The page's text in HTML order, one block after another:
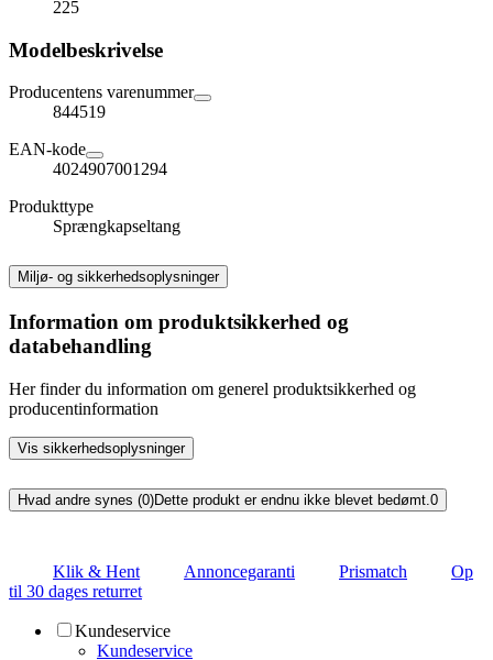
225
Modelbeskrivelse
Producentens varenummer
844519
EAN-kode
4024907001294
Produkttype
Sprængkapseltang
Miljø- og sikkerhedsoplysninger
Information om produktsikkerhed og
databehandling
Her finder du information om generel produktsikkerhed og
producentinformation
Vis sikkerhedsoplysninger
Hvad andre synes (0)Dette produkt er endnu ikke blevet bedømt. 0
Klik & Hent Annoncegaranti Prismatch
Op
til 30 dages returret
Kundeservice
Kundeservice